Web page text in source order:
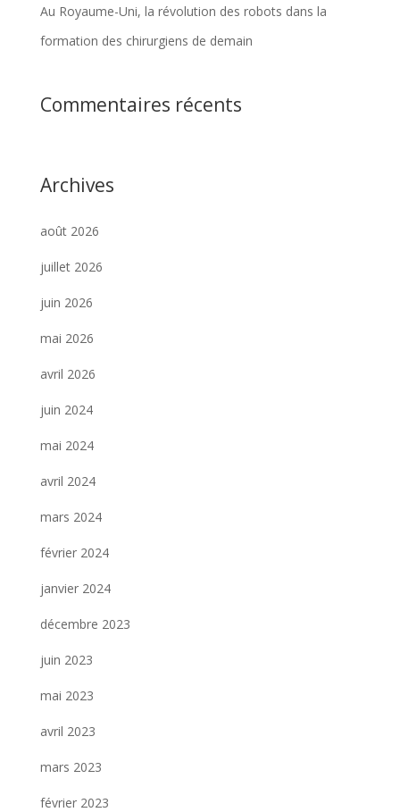
Au Royaume-Uni, la révolution des robots dans la
formation des chirurgiens de demain
Commentaires récents
Archives
août 2026
juillet 2026
juin 2026
mai 2026
avril 2026
juin 2024
mai 2024
avril 2024
mars 2024
février 2024
janvier 2024
décembre 2023
juin 2023
mai 2023
avril 2023
mars 2023
février 2023